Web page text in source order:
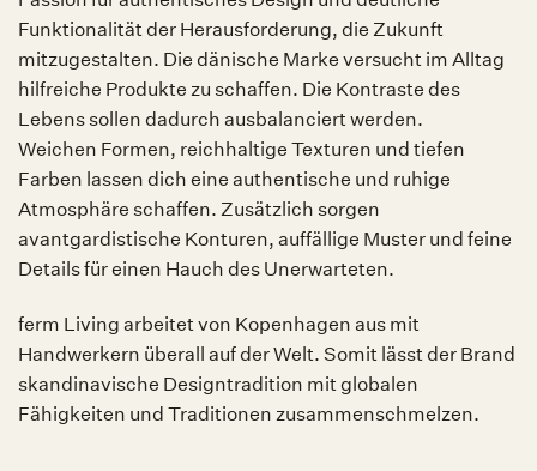
Funktionalität der Herausforderung, die Zukunft
mitzugestalten. Die dänische Marke versucht im Alltag
hilfreiche Produkte zu schaffen. Die Kontraste des
Lebens sollen dadurch ausbalanciert werden.
Weichen Formen, reichhaltige Texturen und tiefen
Farben lassen dich eine authentische und ruhige
Atmosphäre schaffen. Zusätzlich sorgen
avantgardistische Konturen, auffällige Muster und feine
Details für einen Hauch des Unerwarteten.
ferm Living arbeitet von Kopenhagen aus mit
Handwerkern überall auf der Welt. Somit lässt der Brand
skandinavische Designtradition mit globalen
Fähigkeiten und Traditionen zusammenschmelzen.